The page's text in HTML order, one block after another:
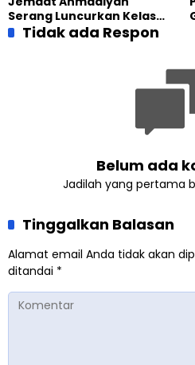
Serang Luncurkan Kelas
Tatar, Fokus Cetak
Tidak ada Respon
Belum ada
Jadilah yang pertama
Tinggalkan Balasan
Alamat email Anda tidak akan
ditandai *